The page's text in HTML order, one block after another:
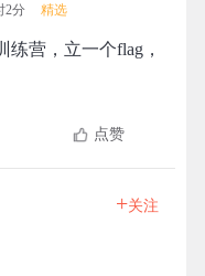
2分 精选
营，立一个flag，
点赞
+关注